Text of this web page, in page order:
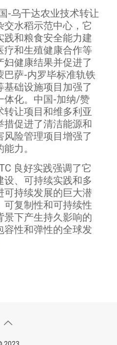
-乌干达农业技术转让
水稻示范中心，它
践和粮食安全能力建
疗和生殖健康合作等
妇健康结果并促进了
巴萨-内罗毕标准轨铁
础设施项目加强了
体化。中国-加纳/赞
转让项目和维多利亚
促进了清洁能源和
险管理项目增强了
力。
良好实践强调了它
、可持续实践和多
可持续发展的巨大潜
可复制性和可持续性
景下产生持久影响的
容性和弹性的全球发